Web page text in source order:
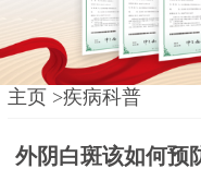
主页 >疾病科普
外阴白斑该如何预